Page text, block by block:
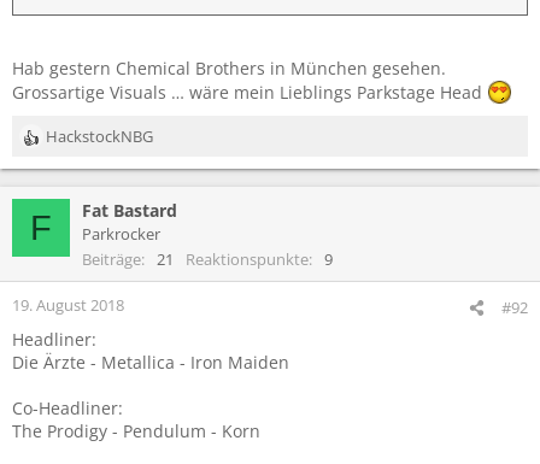
Hab gestern Chemical Brothers in München gesehen.
Grossartige Visuals … wäre mein Lieblings Parkstage Head
R
e
i
o
n
n
:
HackstockNBG
F Fat Bastard
Parkrocker
Beiträge
21 Reaktionspunkte 9
19. August 2018 #92
Headliner:
Die Ärzte - Metallica - Iron Maiden
Co-Headliner:
The Prodigy - Pendulum - Korn